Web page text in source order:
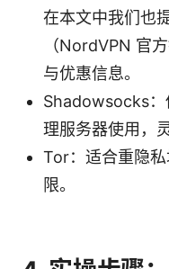
在本文中我们也
（NordVPN 官
与优惠信息。
Shadowsocks：
理服务器使用，
Tor：适合重隐
限。